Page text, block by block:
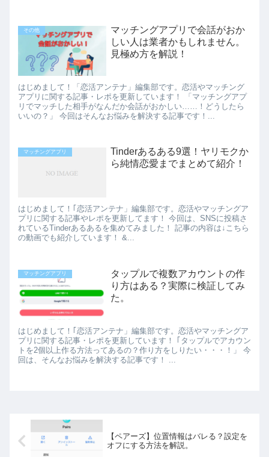
その他
マッチングアプリで会話がおか
しい人は業者かもしれません。
見極め方を解説！
はじめまして！「恋活アンテナ」編集部です。恋活やマッチング
アプリに関する記事・レポを更新しています！ 「マッチングアプ
リでマッチした相手がなんだか会話がおかしい……！どうしたら
いいの？」 今回はそんなお悩みを解決する記事です！...
マッチングアプリ
Tinderあるある9選！ヤリモクか
ら純情恋愛までまとめて紹介！
はじめまして！｢恋活アンテナ」編集部です。恋活やマッチングア
プリに関する記事やレポを更新してます！ 今回は、SNSに投稿さ
れているTinderあるあるを集めてみました！ 記事の内容は↓こちら
の動画でも紹介しています！ &...
マッチングアプリ
タップルで複数アカウントの作
り方はある？実際に検証してみ
た。
はじめまして！｢恋活アンテナ」編集部です。恋活やマッチングア
プリに関する記事・レポを更新しています！ ｢タップルでアカウン
トを2個以上作る方法ってあるの？作り方をしりたい・・・！」 今
回は、そんなお悩みを解決する記事です！ ...
【ペアーズ】位置情報はバレる？設定を
オフにする方法を解説。